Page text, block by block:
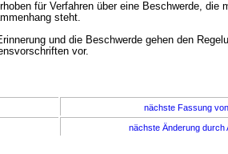
für Verfahren über eine Beschwerde, die
steht.
und die Beschwerde gehen den
vor.
nächste Fassung
nächste Änderung durch